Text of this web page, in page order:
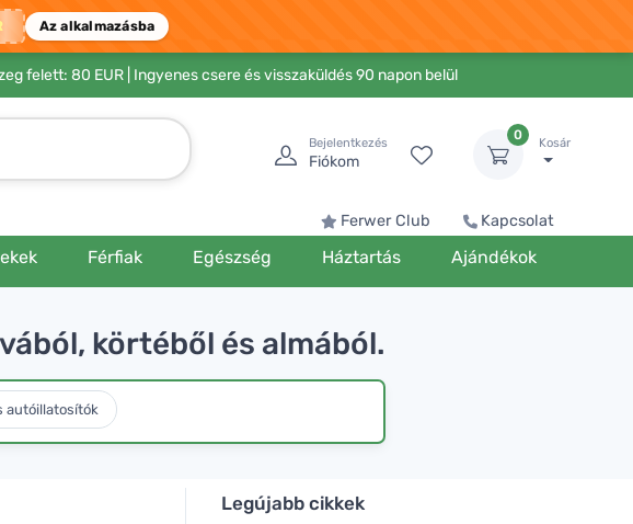
Az alkalmazásba
felett: 80 EUR | Ingyenes csere és visszaküldés 90 napon belül
Bejelentkezés
Fiókom
0
Kosár
Ferwer Club Kapcsolat
Férfiak Egészség Háztartás Ajándékok
körtéből és almából.
autóillatosítók
Legújabb cikkek